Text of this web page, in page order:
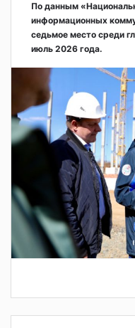
По данным
информационных
седьмое место среди
июль 2026 года.